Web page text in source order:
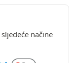
načine